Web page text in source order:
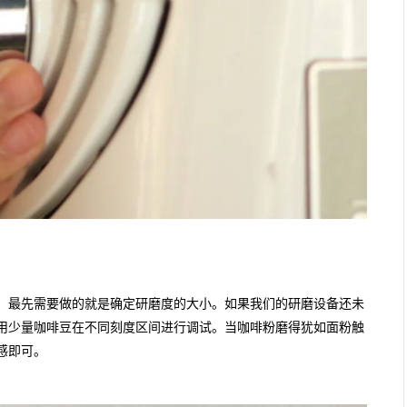
先需要做的就是确定研磨度的大小。如果我们的研磨设备还未
量咖啡豆在不同刻度区间进行调试。当咖啡粉磨得犹如面粉触
可。